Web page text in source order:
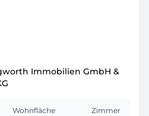
Immobilien GmbH &
Wohnfläche Zimmer